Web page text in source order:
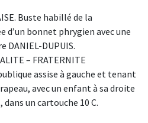
Buste habillé de la
d’un bonnet phrygien avec une
DANIEL-DUPUIS.
– FRATERNITE
assise à gauche et tenant
avec un enfant à sa droite
un cartouche 10 C.